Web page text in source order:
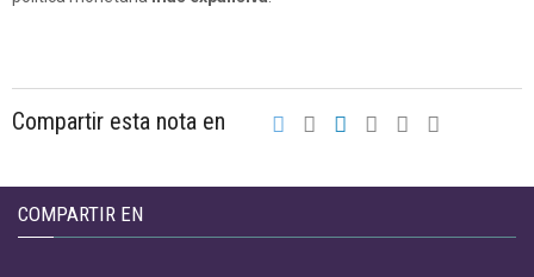
Compartir esta nota en
COMPARTIR EN